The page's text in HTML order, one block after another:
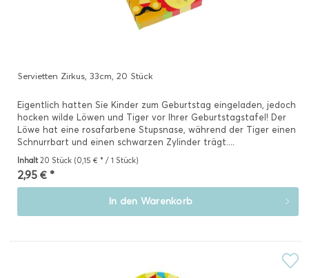
Servietten Zirkus, 33cm, 20 Stück
Eigentlich hatten Sie Kinder zum Geburtstag eingeladen, jedoch
hocken wilde Löwen und Tiger vor Ihrer Geburtstagstafel! Der
Löwe hat eine rosafarbene Stupsnase, während der Tiger einen
Schnurrbart und einen schwarzen Zylinder trägt....
Inhalt20 Stück (0,15 € * / 1 Stück)
2,95 € *
In den Warenkorb